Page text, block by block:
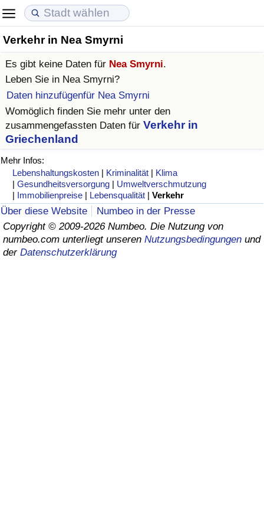
Verkehr in Nea Smyrni
Es gibt keine Daten für Nea Smyrni.
Leben Sie in Nea Smyrni?
Daten hinzufügenfür Nea Smyrni
Womöglich finden Sie mehr unter den
zusammengefassten Daten für Verkehr in
Griechenland
Mehr Infos:
Lebenshaltungskosten | Kriminalität | Klima
|Gesundheitsversorgung | Umweltverschmutzung
| Immobilienpreise | Lebensqualität |Verkehr
Über diese Website
Numbeo in der Presse
Copyright © 2009-2026 Numbeo. Die Nutzung von
numbeo.com unterliegt unseren Nutzungsbedingungen und
der Datenschutzerklärung
Lebenshaltungskosten
Lebenshaltungskosten-Index (aktuell)
Lebenshaltungskosten-Index
Lebenshaltungskosten-Index nach Land
in Akaba
Immobilienpreise
Immobilienpreis-Index (aktuell)
Immobilienpreis-Index
Immobilienpreis-Index nach Land
Lebensqualität
Lebensqualität-Index
Lebensqualität-Index (aktuell)
Lebensqualitätsindex nach Land
Kriminalität
Kriminalitäts-Index (aktuell)
Kriminalitäts-Index
Kriminalitätsindex nach Land